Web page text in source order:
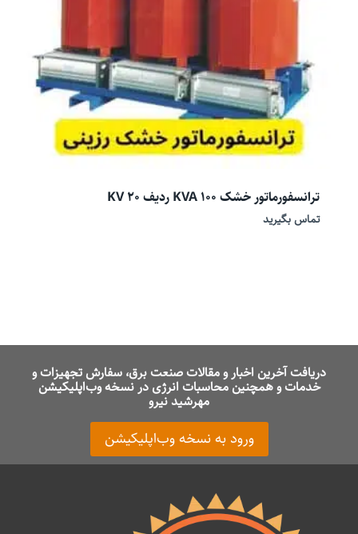
ترانسفورماتور خشک 100 KVA ردیف 20 KV
تماس بگیرید
دریافت آخرین اخبار و مقالات صنعت برق، سفارش تجهیزات و
خدمات و همچنین محاسبات انرژی در نسخه وب‌اپلیکیشن
مهرشید نیرو
ورود به نسخه وب‌اپلیکیشن